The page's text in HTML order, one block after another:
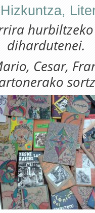
,
dihardutenei.
Cesar,